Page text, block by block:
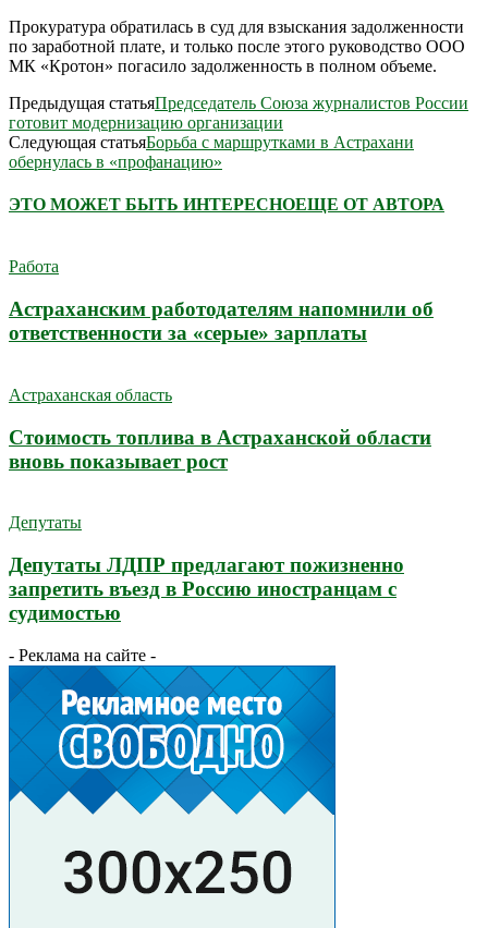
Прокуратура обратилась в суд для взыскания задолженности
по заработной плате, и только после этого руководство ООО
МК «Кротон» погасило задолженность в полном объеме.
Предыдущая статьяПредседатель Союза журналистов России
готовит модернизацию организации
Следующая статьяБорьба с маршрутками в Астрахани
обернулась в «профанацию»
ЭТО МОЖЕТ БЫТЬ ИНТЕРЕСНОЕЩЕ ОТ АВТОРА
Работа
Астраханским работодателям напомнили об
ответственности за «серые» зарплаты
Астраханская область
Стоимость топлива в Астраханской области
вновь показывает рост
Депутаты
Депутаты ЛДПР предлагают пожизненно
запретить въезд в Россию иностранцам с
судимостью
- Реклама на сайте -